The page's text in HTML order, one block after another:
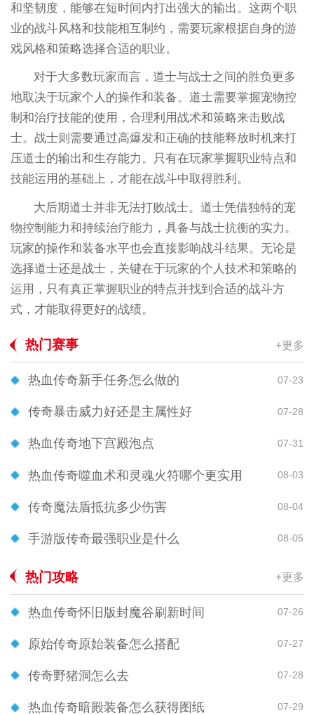
和坚韧度，能够在短时间内打出强大的输出。这两个职
业的战斗风格和技能相互制约，需要玩家根据自身的游
戏风格和策略选择合适的职业。
对于大多数玩家而言，道士与战士之间的胜负更多
地取决于玩家个人的操作和装备。道士需要掌握宠物控
制和治疗技能的使用，合理利用战术和策略来击败战
士。战士则需要通过高爆发和正确的技能释放时机来打
压道士的输出和生存能力。只有在玩家掌握职业特点和
技能运用的基础上，才能在战斗中取得胜利。
大后期道士并非无法打败战士。道士凭借独特的宠
物控制能力和持续治疗能力，具备与战士抗衡的实力。
玩家的操作和装备水平也会直接影响战斗结果。无论是
选择道士还是战士，关键在于玩家的个人技术和策略的
运用，只有真正掌握职业的特点并找到合适的战斗方
式，才能取得更好的战绩。
热门赛事 +更多
热血传奇新手任务怎么做的 07-23
传奇暴击威力好还是主属性好 07-28
热血传奇地下宫殿泡点 07-31
热血传奇噬血术和灵魂火符哪个更实用 08-03
传奇魔法盾抵抗多少伤害 08-04
手游版传奇最强职业是什么 08-05
热门攻略 +更多
热血传奇怀旧版封魔谷刷新时间 07-26
原始传奇原始装备怎么搭配 07-27
传奇野猪洞怎么去 07-28
热血传奇暗殿装备怎么获得图纸 07-29